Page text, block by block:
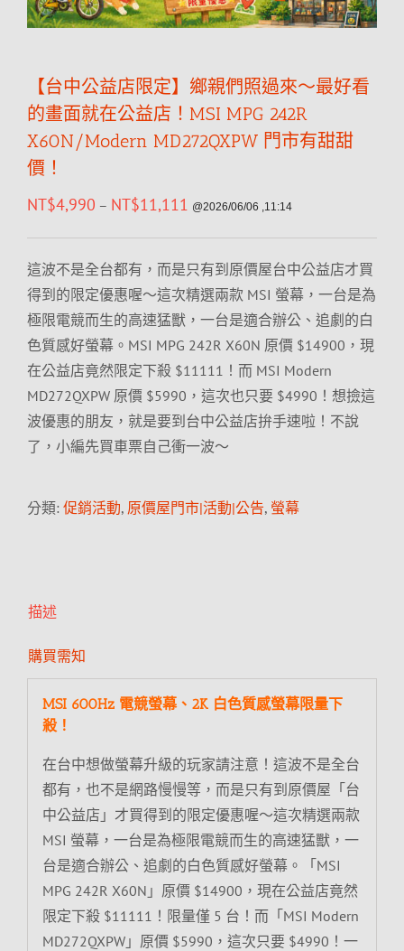
【台中公益店限定】鄉親們照過來～最好看
的畫面就在公益店！MSI MPG 242R
X60N/Modern MD272QXPW 門市有甜甜
價！
NT$4,990 – NT$11,111 @2026/06/06 ,11:14
這波不是全台都有，而是只有到原價屋台中公益店才買
得到的限定優惠喔～這次精選兩款 MSI 螢幕，一台是為
極限電競而生的高速猛獸，一台是適合辦公、追劇的白
色質感好螢幕。MSI MPG 242R X60N 原價 $14900，現
在公益店竟然限定下殺 $11111！而 MSI Modern
MD272QXPW 原價 $5990，這次也只要 $4990！想撿這
波優惠的朋友，就是要到台中公益店拚手速啦！不說
了，小編先買車票自己衝一波～
分類: 促銷活動, 原價屋門市|活動|公告, 螢幕
描述
購買需知
MSI 600Hz 電競螢幕、2K 白色質感螢幕限量下
殺！
在台中想做螢幕升級的玩家請注意！這波不是全台
都有，也不是網路慢慢等，而是只有到原價屋「台
中公益店」才買得到的限定優惠喔～這次精選兩款
MSI 螢幕，一台是為極限電競而生的高速猛獸，一
台是適合辦公、追劇的白色質感好螢幕。「MSI
MPG 242R X60N」原價 $14900，現在公益店竟然
限定下殺 $11111！限量僅 5 台！而「MSI Modern
MD272QXPW」原價 $5990，這次只要 $4990！一